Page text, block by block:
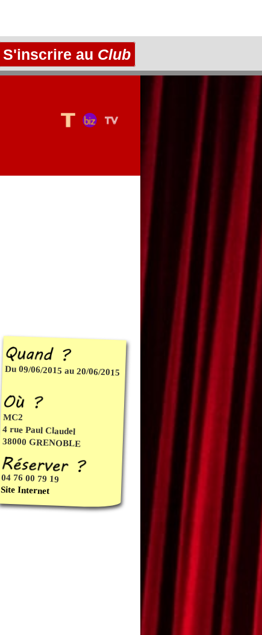
S'inscrire au Club
Du 09/06/2015 au 20/06/2015
MC2
4 rue Paul Claudel
38000 GRENOBLE
04 76 00 79 19
Site Internet